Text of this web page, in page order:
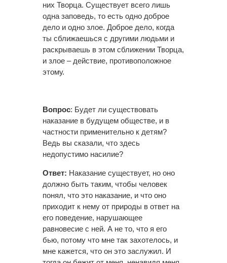
них Творца. Существует всего лишь
одна заповедь, то есть одно доброе
дело и одно злое. Доброе дело, когда
ты сближаешься с другими людьми и
раскрываешь в этом сближении Творца,
и злое – действие, противоположное
этому.
Вопрос: Будет ли существовать
наказание в будущем обществе, и в
частности применительно к детям?
Ведь вы сказали, что здесь
недопустимо насилие?
Ответ: Наказание существует, но оно
должно быть таким, чтобы человек
понял, что это наказание, и что оно
приходит к нему от природы в ответ на
его поведение, нарушающее
равновесие с ней. А не то, что я его
бью, потому что мне так захотелось, и
мне кажется, что он это заслужил. И